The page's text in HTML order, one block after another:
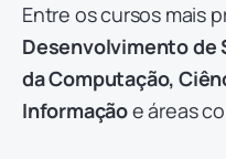
Entre os cursos mais
Desenvolvimento de
da Computação,
Informaçãoe áreas